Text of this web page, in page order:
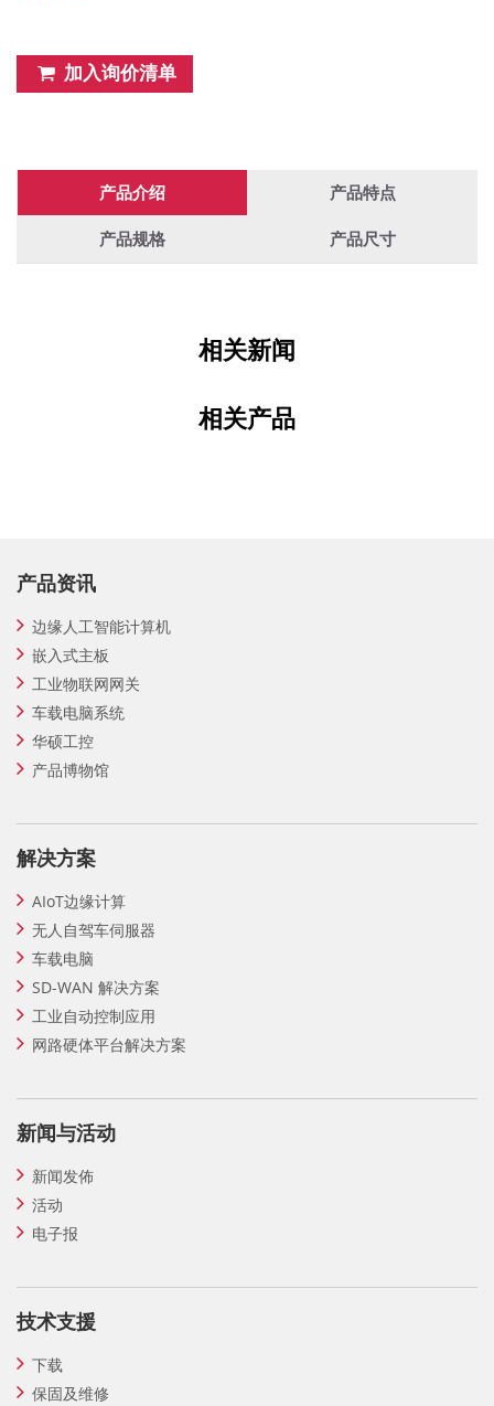
加入询价清单
产品介绍 产品特点
产品规格 产品尺寸
相关新闻
相关产品
产品资讯
边缘人工智能计算机
嵌入式主板
工业物联网网关
车载电脑系统
华硕工控
产品博物馆
解决方案
AIoT边缘计算
无人自驾车伺服器
车载电脑
SD-WAN 解决方案
工业自动控制应用
网路硬体平台解决方案
新闻与活动
新闻发佈
活动
电子报
技术支援
下载
保固及维修